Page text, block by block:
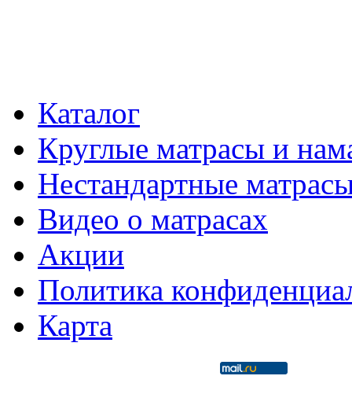
Каталог
Круглые матрасы и
Нестандартные
Видео о матрасах
Акции
Политика
Карта